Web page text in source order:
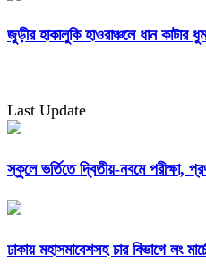
জুড়ীর হাকালুকি হাওরাঞ্চলে ধান কাটার
Last Update
স্কুলে ভর্তিতে দ্বিতীয়-নবমে পরীক্ষা,
ঢাকায় মহাসমাবেশসহ চার বিভাগে লং